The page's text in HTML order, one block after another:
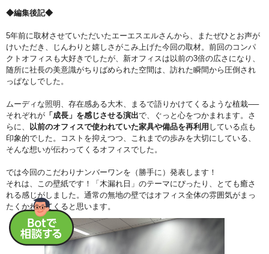
◆編集後記◆
5年前に取材させていただいたエーエスエルさんから、またぜひとお声が
けいただき、じんわりと嬉しさがこみ上げた今回の取材。前回のコンパ
クトオフィスも大好きでしたが、新オフィスは以前の3倍の広さになり、
随所に社長の美意識がちりばめられた空間は、訪れた瞬間から圧倒され
っぱなしでした。
ムーディな照明、存在感ある大木、まるで語りかけてくるような植栽──
それぞれが 「成長」を感じさせる演出で、ぐっと心をつかまれます。さ
らに、 以前のオフィスで使われていた家具や備品を再利用 している点も
印象的でした。コストを抑えつつ、これまでの歩みを大切にしている、
そんな想いが伝わってくるオフィスでした。
では今回のこだわりナンバーワンを（勝手に）発表します！
それは、この壁紙です！「木漏れ日」のテーマにぴったり、とても癒さ
れる感じがしました。通常の無地の壁ではオフィス全体の雰囲気がまっ
たくかわってくると思います。